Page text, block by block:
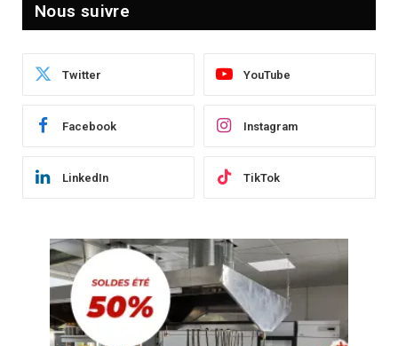
Nous suivre
Twitter YouTube
Facebook Instagram
LinkedIn TikTok